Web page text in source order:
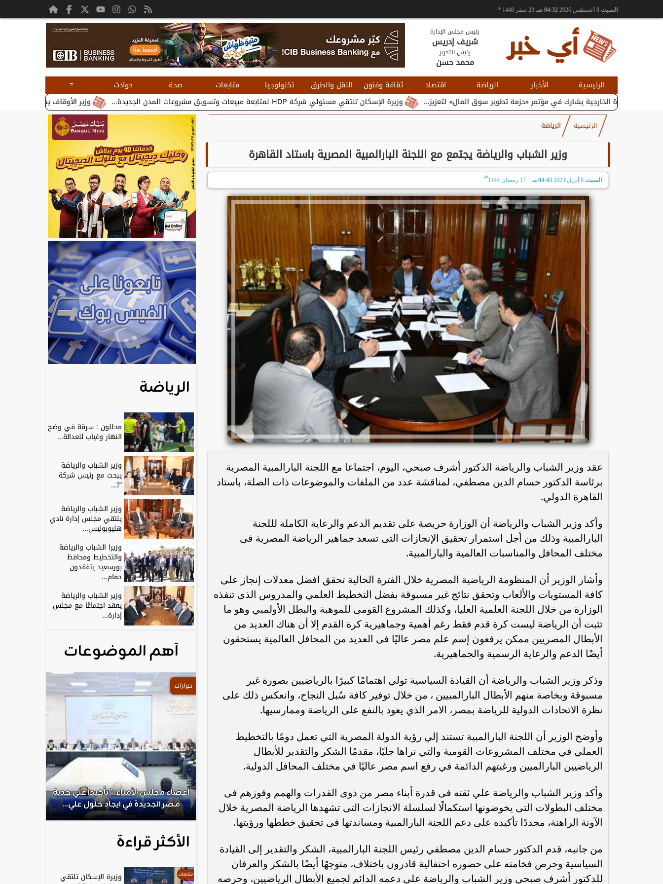
السبت 04:32 صـ 23 صفر 1448 هـ
رئيس مجلس الإدارة
شريف إدريس
رئيس التحرير
محمد حسن
الرئيسية الأخبار الرياضة اقتصاد ثقافة وفنون النقل والطرق تكنولوجيا متابعات صحة حوادث
=
وزير الأوقاف يستقبل بطريرك الأقباط
وزيرة الإسكان تلتقي مسئولي شركة HDP لمتابعة مبيعات وتسويق مشروعات المدن الجديدة... الخارجية يشارك في مؤتمر «حزمة تطوير سوق المال» لتعزيز...
الرئيسية الرياضة
وزير الشباب والرياضة يجتمع مع اللجنة البارالمبية المصرية باستاد القاهرة
السبت 8 أبريل 2023 04:43 مـ 17 رمضان 1444
هـ
عقد وزير الشباب والرياضة الدكتور أشرف صبحي، اليوم، اجتماعا مع اللجنة البارالمبية المصرية
برئاسة الدكتور حسام الدين مصطفي، لمناقشة عدد من الملفات والموضوعات ذات الصلة، باستاد
القاهرة الدولي.
وأكد وزير الشباب والرياضة أن الوزارة حريصة على تقديم الدعم والرعاية الكاملة لللجنة
البارالمبية وذلك من أجل استمرار تحقيق الإنجازات التى تسعد جماهير الرياضة المصرية فى
مختلف المحافل والمناسبات العالمية والبارالمبية.
وأشار الوزير أن المنظومة الرياضية المصرية خلال الفترة الحالية تحقق افضل معدلات إنجاز على
كافة المستويات والألعاب وتحقق نتائج غير مسبوقة بفضل التخطيط العلمي والمدروس الذى تنفذه
الوزارة من خلال اللجنة العلمية العليا، وكذلك المشروع القومى للموهبة والبطل الأولمبي وهو ما
تثبت أن الرياضة ليست كرة قدم فقط رغم أهمية وجماهيرية كرة القدم إلا أن هناك العديد من
الأبطال المصريين ممكن يرفعون إسم علم مصر عاليًا فى العديد من المحافل العالمية يستحقون
أيضًا الدعم والرعاية الرسمية والجماهيرية.
وذكر وزير الشباب والرياضة أن القيادة السياسية تولي اهتمامًا كبيرًا بالرياضيين بصورة غير
مسبوقة وبخاصة منهم الأبطال البارالمبيين ، من خلال توفير كافة سُبل النجاح، وانعكس ذلك على
نظرة الاتحادات الدولية للرياضة بمصر، الامر الذي يعود بالنفع على الرياضة وممارسيها.
وأوضح الوزير أن اللجنة البارالمبية تستند إلي رؤية الدولة المصرية التي تعمل دومًا بالتخطيط
العملي في مختلف المشروعات القومية والتي نراها جليًا، مقدمًا الشكر والتقدير للأبطال
الرياضيين البارالميين ورغبتهم الدائمة في رفع اسم مصر عاليًا في مختلف المحافل الدولية.
وأكد وزير الشباب والرياضة علي ثقته فى قدرة أبناء مصر من ذوى القدرات والهمم وفوزهم فى
مختلف البطولات التى يخوضونها استكمالًا لسلسلة الانجازات التى تشهدها الرياضة المصرية خلال
الآونة الراهنة، مجددًا تأكيده على دعم اللجنة البارالمبية ومساندتها فى تحقيق خططها ورؤيتها.
من جانبه، قدم الدكتور حسام الدين مصطفي رئيس اللجنة البارالمبية، الشكر والتقدير إلى القيادة
السياسية وحرص فخامته على حضوره احتفالية قادرون باختلاف، متوجهًا أيضًا بالشكر والعرفان
للدكتور أشرف صبحي وزير الشباب والرياضة على دعمه الدائم لجميع الأبطال الرياضيين، وحرصه
الرياضة
محللون : سرقة في وضح
النهار وغياب للعدالة...
وزير الشباب والرياضة
يبحث مع رئيس شركة
”I...
وزير الشباب والرياضة
يلتقي مجلس إدارة نادي
هليوبوليس...
وزيرا الشباب والرياضة
والتخطيط ومحافظ
بورسعيد يتفقدون
حمام...
وزير الشباب والرياضة
يعقد اجتماعًا مع مجلس
إدارة...
آهم الموضوعات
رئيس الوزراء : زيادة مخصصات الإنفاق
على الصحة والتعليم و”تكافل” و”كرامة”
محمد إمام يكتب .. ”رمضان المحبة
والسلام ”
الكاتب الصحفي محمد إمام يكتب..
”حافظوا علي مصر”
حوارات
أعضاء مجلس الأمناء: ”تأكيداً علي جدية
مصر الجديدة في ايجاد حلول علي...
الأكثر قراءة
متابعات وزيرة الإسكان تلتقي